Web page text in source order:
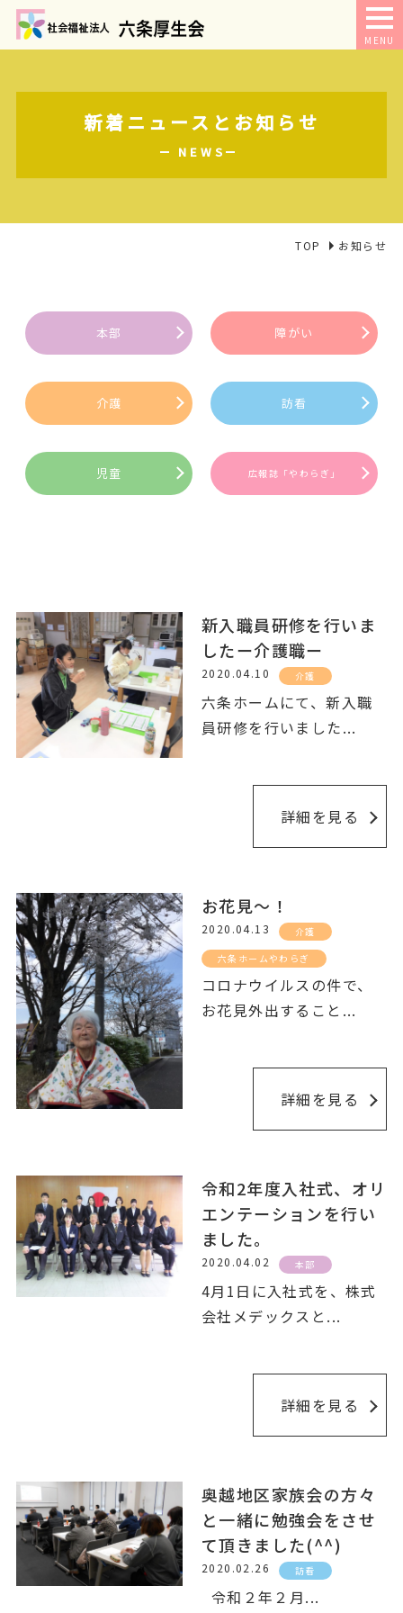
MENU
新着ニュースとお知らせ
NEWS
TOP お知らせ
本部 障がい
介護 訪看
児童 広報誌「やわらぎ」
新入職員研修を行いま
したー介護職ー
2020.04.10 介護
六条ホームにて、新入職
員研修を行いました...
詳細を見る
お花見～！
2020.04.13
介護
六条ホームやわらぎ
コロナウイルスの件で、
お花見外出すること ...
詳細を見る
令和2年度入社式、オリ
エンテーションを行い
ました。
2020.04.02 本部
4月1日に入社式を、株式
会社メデックスと ...
詳細を見る
奥越地区家族会の方々
と一緒に勉強会をさせ
て頂きました(^^)
2020.02.26 訪看
令和２年２月...